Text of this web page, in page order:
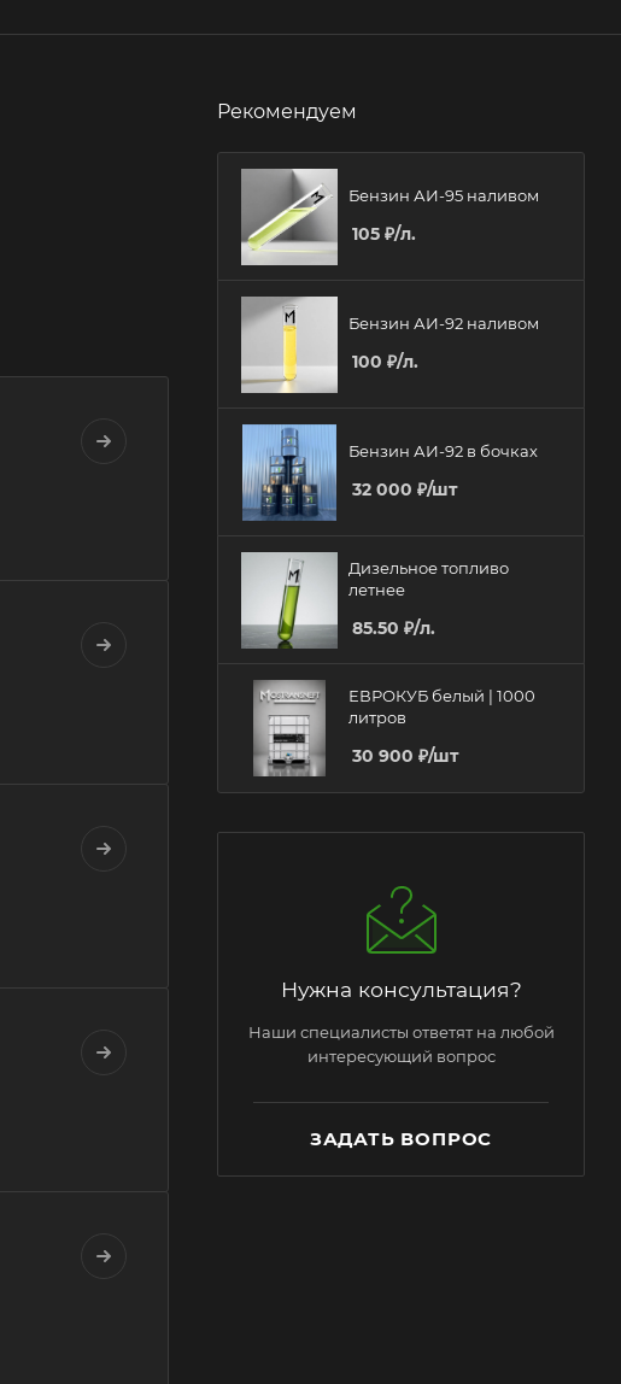
Рекомендуем
Бензин АИ-95 наливом
105 ₽/л.
Бензин АИ-92 наливом
100 ₽/л.
Бензин АИ-92 в бочках
32 000 ₽/шт
Дизельное топливо
летнее
85.50 ₽/л.
ЕВРОКУБ белый | 1000
литров
30 900 ₽/шт
Нужна консультация?
Наши специалисты ответят на любой
интересующий вопрос
ЗАДАТЬ ВОПРОС